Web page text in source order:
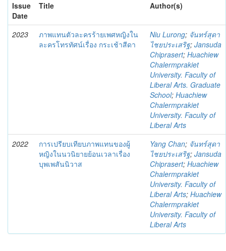
Issue
Date
Title Author(s)
2023
ภาพแทนตัวละครร้ายเพศหญิงใน
ละครโทรทัศน์เรื่อง กระเช้าสีดา
Niu Lurong; จันทร์สุดา
ไชยประเสริฐ; Jansuda
Chiprasert; Huachiew
Chalermprakiet
University. Faculty of
Liberal Arts. Graduate
School; Huachiew
Chalermprakiet
University. Faculty of
Liberal Arts
2022
การเปรียบเทียบภาพแทนของผู้
หญิงในนวนิยายย้อนเวลาเรื่อง
บุพเพสันนิวาส
Yang Chan; จันทร์สุดา
ไชยประเสริฐ; Jansuda
Chiprasert; Huachiew
Chalermprakiet
University. Faculty of
Liberal Arts; Huachiew
Chalermprakiet
University. Faculty of
Liberal Arts